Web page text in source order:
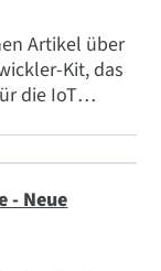
Artikel über
Kit, das
die IoT
Antennen,
- Neue